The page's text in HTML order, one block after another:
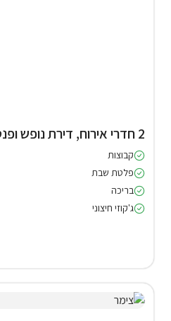
2 חדרי אירוח, דירת נופש ופנטהאוז בתל אביב - יפו
קבוצות
פלטת שבת
בריכה
ג'קוזי חיצוני